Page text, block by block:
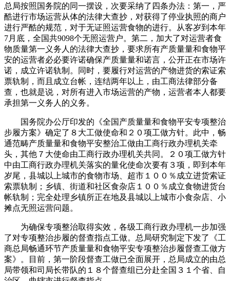
总局按照国务院的同一摆设，次要采纳了四条办法：第一，严
酷进行市场运营从体的法律大查抄，对获得了停业执照的商户
进行严酷的规范，对于无证照运营食物的进行。从客岁到本年
7月底，全国共9098个无照运营户。第二，加大了对运营者食
物质量第一义务人的法律大查抄，要求所有产质量量和食物平
安的运营者必必要许诺确保产质量量和诺言，公开正在市场许
诺，成立许诺轨制。同时，要履行对运营的产物进货的索证索
票轨制，而且成立台帐，连结两年以上，由工商法律部分备
查，也就是说，对所有进入市场运营的产物，运营者本人都要
承担第一义务人的义务。
国务院办公厅印发的《全国产质量量和食物平安专项整治
步履方案》确定了８大工做使命和２０项工做方针。此中，畅
通范畴产质量量和食物平安整治工做由工商行政办理机关牵
头，其他７大使命由工商行政办理机关共同。２０项工做方针
中由工商行政办理机关落实的量化使命次要有３项，即到本年
岁尾，县城以上城市的食物市场、超市１００％成立进货索证
索票轨制；乡镇、街道和社区食杂店１００％成立食物进货台
帐轨制；完全处理乡镇所正在地及县城以上城市小食杂店、小
摊点无照运营问题。
为确保专项整治取得实效，各级工商行政办理机一步加强
了对专项整治步履的督查指点工做。总局研究制定下发了《工
商总局畅通环节产质量量和食物平安专项整治步履督查工做方
案》。目前，第一阶段督查工做已全面展开，总局成立的由总
局带领和司局长带队的１８个督查组已分赴全国３１个省、自